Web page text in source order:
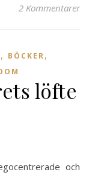
2 Kommentarer
, BÖCKER,
löfte